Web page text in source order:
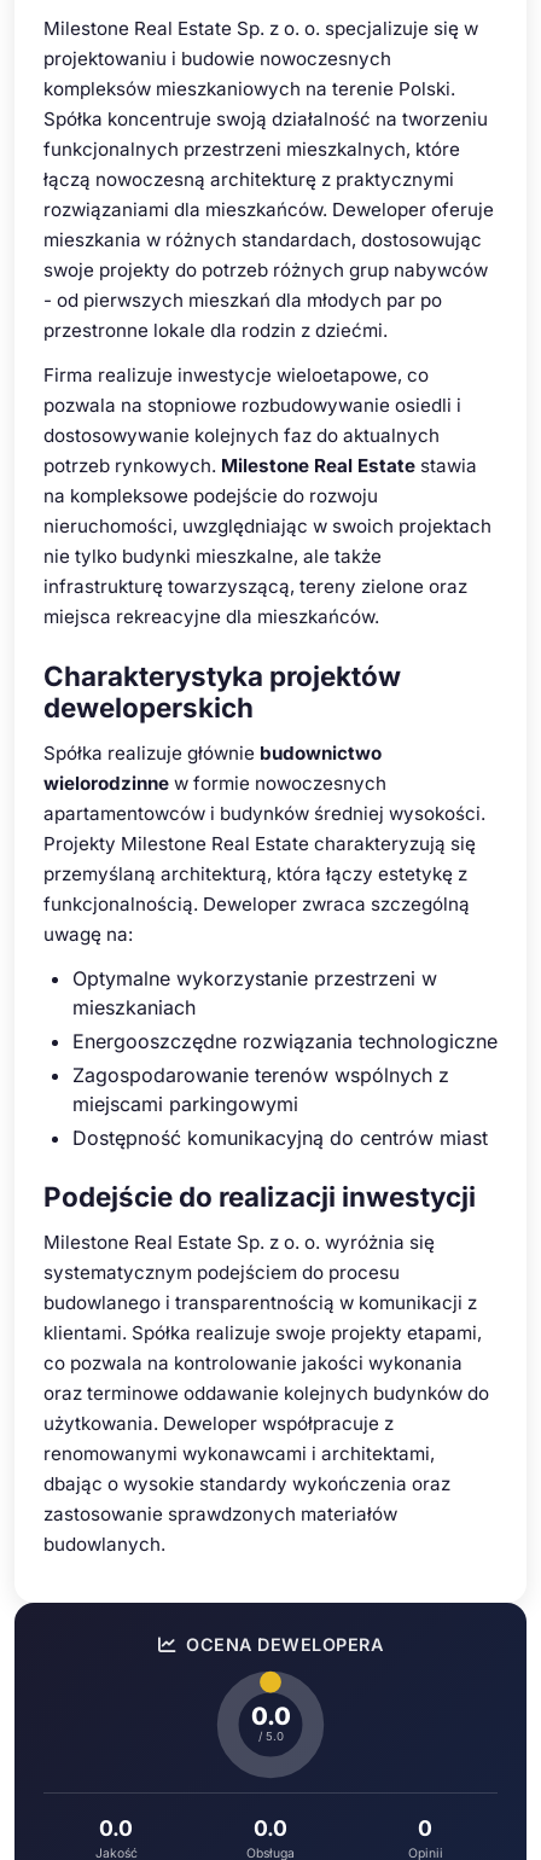
Milestone Real Estate Sp. z o. o. specjalizuje się w
projektowaniu i budowie nowoczesnych
kompleksów mieszkaniowych na terenie Polski.
Spółka koncentruje swoją działalność na tworzeniu
funkcjonalnych przestrzeni mieszkalnych, które
łączą nowoczesną architekturę z praktycznymi
rozwiązaniami dla mieszkańców. Deweloper oferuje
mieszkania w różnych standardach, dostosowując
swoje projekty do potrzeb różnych grup nabywców
- od pierwszych mieszkań dla młodych par po
przestronne lokale dla rodzin z dziećmi.
Firma realizuje inwestycje wieloetapowe, co
pozwala na stopniowe rozbudowywanie osiedli i
dostosowywanie kolejnych faz do aktualnych
potrzeb rynkowych. Milestone Real Estate stawia
na kompleksowe podejście do rozwoju
nieruchomości, uwzględniając w swoich projektach
nie tylko budynki mieszkalne, ale także
infrastrukturę towarzyszącą, tereny zielone oraz
miejsca rekreacyjne dla mieszkańców.
Charakterystyka projektów
deweloperskich
Spółka realizuje głównie budownictwo
wielorodzinne w formie nowoczesnych
apartamentowców i budynków średniej wysokości.
Projekty Milestone Real Estate charakteryzują się
przemyślaną architekturą, która łączy estetykę z
funkcjonalnością. Deweloper zwraca szczególną
uwagę na:
Optymalne wykorzystanie przestrzeni w
mieszkaniach
Energooszczędne rozwiązania technologiczne
Zagospodarowanie terenów wspólnych z
miejscami parkingowymi
Dostępność komunikacyjną do centrów miast
Podejście do realizacji inwestycji
Milestone Real Estate Sp. z o. o. wyróżnia się
systematycznym podejściem do procesu
budowlanego i transparentnością w komunikacji z
klientami. Spółka realizuje swoje projekty etapami,
co pozwala na kontrolowanie jakości wykonania
oraz terminowe oddawanie kolejnych budynków do
użytkowania. Deweloper współpracuje z
renomowanymi wykonawcami i architektami,
dbając o wysokie standardy wykończenia oraz
zastosowanie sprawdzonych materiałów
budowlanych.
OCENA DEWELOPERA
0.0
/ 5.0
0.0
Jakość
0.0
Obsługa
0
Opinii